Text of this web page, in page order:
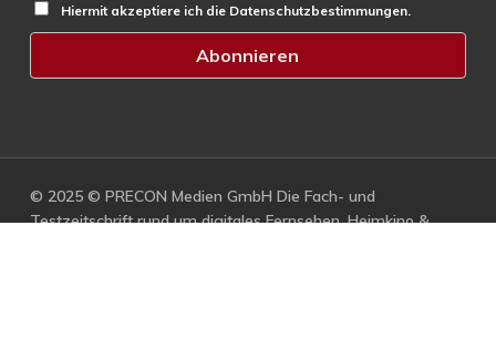
Hiermit akzeptiere ich die Datenschutzbestimmungen.
© 2025 © PRECON Medien GmbH Die Fach- und
Testzeitschrift rund um digitales Fernsehen, Heimkino &